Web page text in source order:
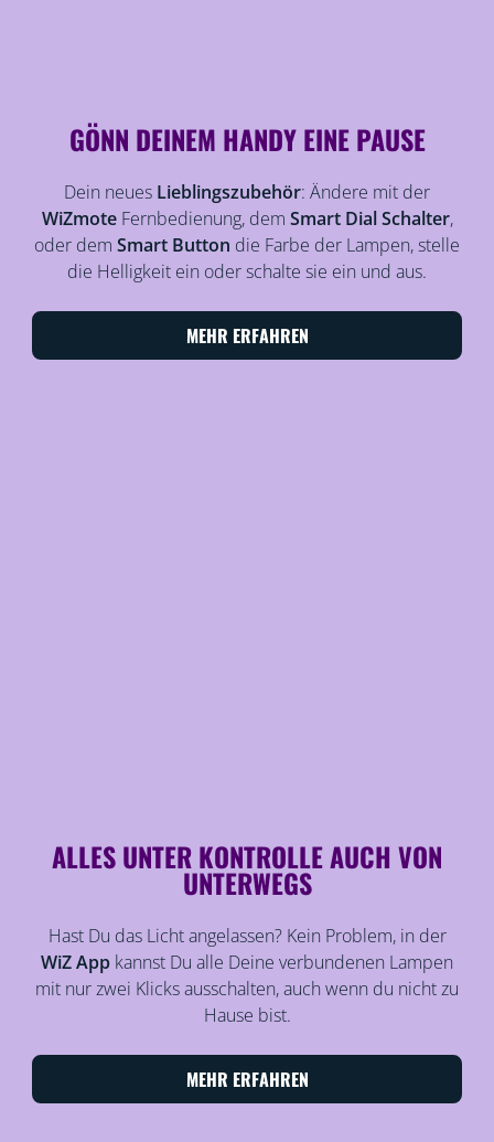
GÖNN DEINEM HANDY EINE PAUSE
Dein neues Lieblingszubehör: Ändere mit der
WiZmoteFernbedienung, dem Smart Dial Schalter,
oder dem Smart Button die Farbe der Lampen, stelle
die Helligkeit ein oder schalte sie ein und aus.
MEHR ERFAHREN
ALLES UNTER KONTROLLE AUCH VON
UNTERWEGS
Hast Du das Licht angelassen? Kein Problem, in der
WiZ App kannst Du alle Deine verbundenen Lampen
mit nur zwei Klicks ausschalten, auch wenn du nicht zu
Hause bist.
MEHR ERFAHREN